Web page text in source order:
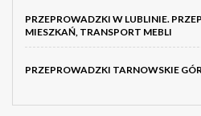
PRZEPROWADZKI W LUBLINIE.
MIESZKAŃ, TRANSPORT MEBLI
PRZEPROWADZKI TARNOWSKIE